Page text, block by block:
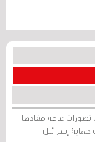
تصورات عامة مفادها
حماية إسرائيل